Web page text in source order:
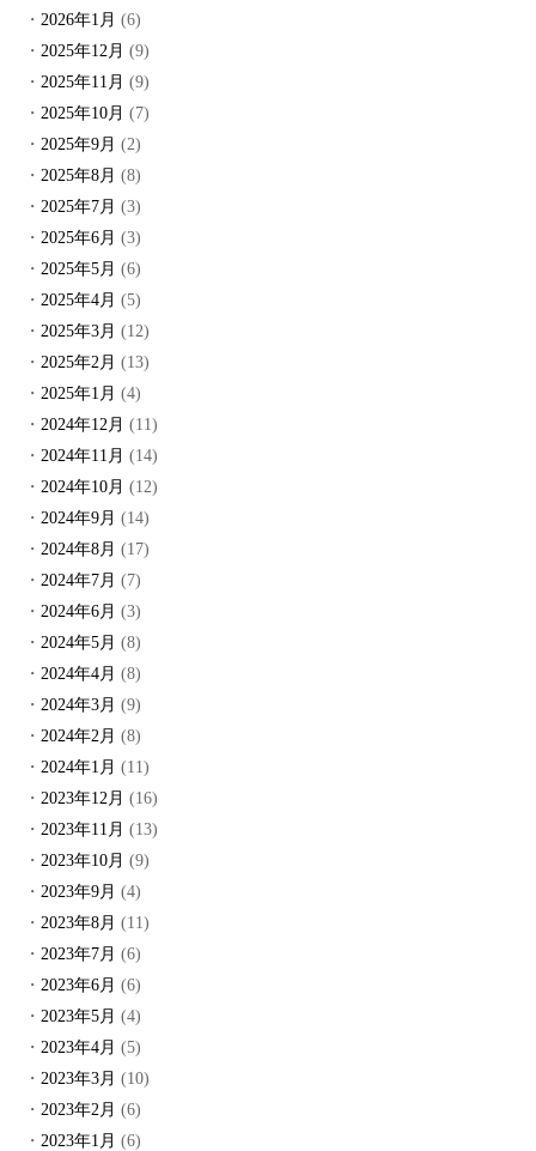
2026年1月 (6)
2025年12月 (9)
2025年11月 (9)
2025年10月 (7)
2025年9月 (2)
2025年8月 (8)
2025年7月 (3)
2025年6月 (3)
2025年5月 (6)
2025年4月 (5)
2025年3月 (12)
2025年2月 (13)
2025年1月 (4)
2024年12月 (11)
2024年11月 (14)
2024年10月 (12)
2024年9月 (14)
2024年8月 (17)
2024年7月 (7)
2024年6月 (3)
2024年5月 (8)
2024年4月 (8)
2024年3月 (9)
2024年2月 (8)
2024年1月 (11)
2023年12月 (16)
2023年11月 (13)
2023年10月 (9)
2023年9月 (4)
2023年8月 (11)
2023年7月 (6)
2023年6月 (6)
2023年5月 (4)
2023年4月 (5)
2023年3月 (10)
2023年2月 (6)
2023年1月 (6)